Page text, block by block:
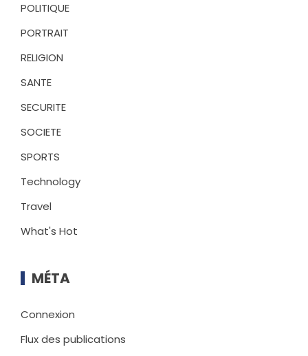
POLITIQUE
PORTRAIT
RELIGION
SANTE
SECURITE
SOCIETE
SPORTS
Technology
Travel
What's Hot
MÉTA
Connexion
Flux des publications